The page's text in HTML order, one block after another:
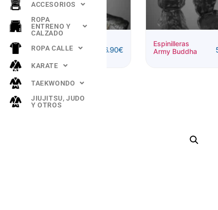
ACCESORIOS
ROPA
ENTRENO Y
CALZADO
ROPA CALLE
KARATE
TAEKWONDO
JIUJITSU, JUDO
Y OTROS
Espinilleras
Dragon Buddha
56.90
Espinilleras
Army Buddha
56.90